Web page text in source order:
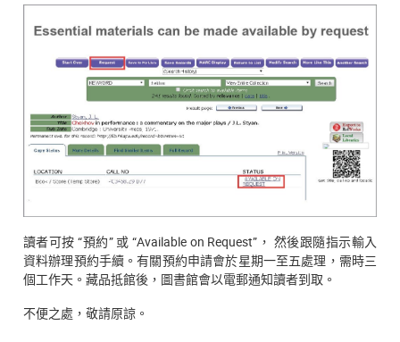
讀者可按 “預約” 或 “Available on Request”， 然後跟隨指示輸入
資料辦理預約手續。有關預約申請會於星期一至五處理，需時三
個工作天。藏品抵館後，圖書館會以電郵通知讀者到取。
不便之處，敬請原諒。